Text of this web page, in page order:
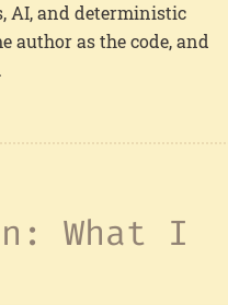
AI, and deterministic
author as the code, and
What I